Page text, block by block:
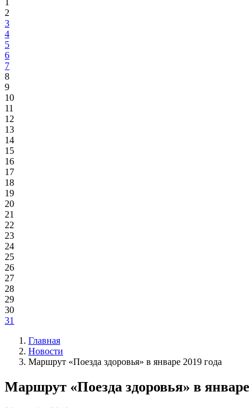
2
3
4
5
6
7
8
9
10
11
12
13
14
15
16
17
18
19
20
21
22
23
24
25
26
27
28
29
30
31
Главная
Новости
Маршрут «Поезда здоровья» в январе 2019 года
Маршрут «Поезда здоровья» в январе